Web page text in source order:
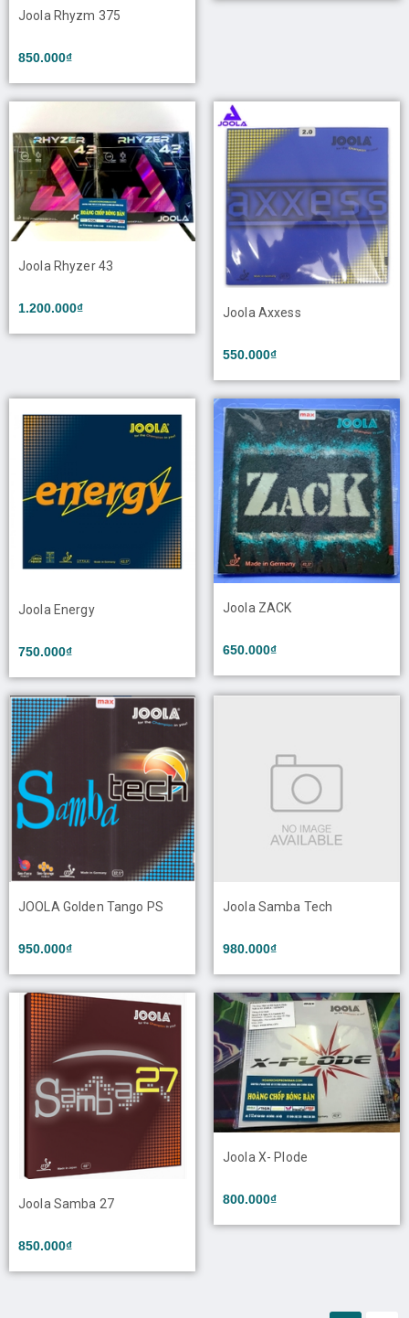
Joola Rhyzm 375
850.000₫
Joola Rhyzer 43
1.200.000₫ Joola Axxess
550.000₫
Joola Energy
750.000₫
Joola ZACK
650.000₫
JOOLA Golden Tango PS
950.000₫
Joola Samba Tech
980.000₫
Joola Samba 27
850.000₫
Joola X- Plode
800.000₫